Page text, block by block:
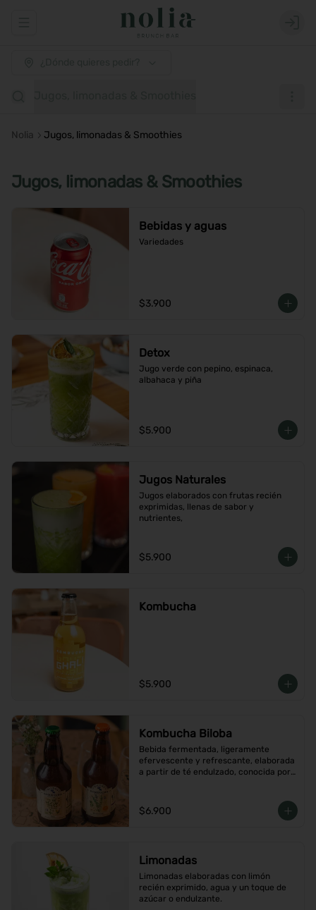
Abrir menu de navegación
Nolia Jugos, limonadas & Smoothies
Jugos, limonadas & Smoothies
Bebidas y aguas
Variedades
$3.900
Detox
Jugo verde con pepino, espinaca,
albahaca y piña
$5.900
Jugos Naturales
Jugos elaborados con frutas recién
exprimidas, llenas de sabor y
nutrientes,
$5.900
Kombucha
$5.900
Kombucha Biloba
Bebida fermentada, ligeramente
efervescente y refrescante, elaborada
a partir de té endulzado, conocida por
saludable.
$6.900
Limonadas
Limonadas elaboradas con limón
recién exprimido, agua y un toque de
azúcar o endulzante.